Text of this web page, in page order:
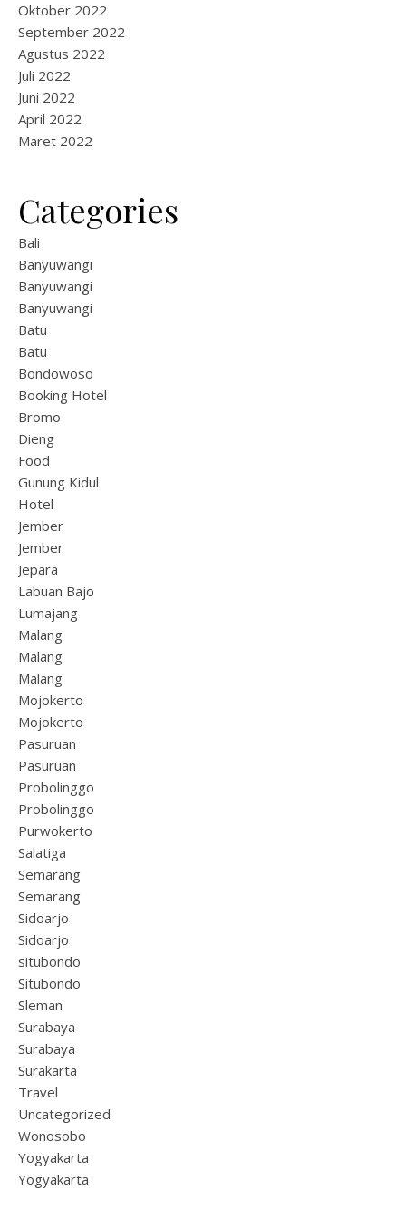
Oktober 2022
September 2022
Agustus 2022
Juli 2022
Juni 2022
April 2022
Maret 2022
Categories
Bali
Banyuwangi
Banyuwangi
Banyuwangi
Batu
Batu
Bondowoso
Booking Hotel
Bromo
Dieng
Food
Gunung Kidul
Hotel
Jember
Jember
Jepara
Labuan Bajo
Lumajang
Malang
Malang
Malang
Mojokerto
Mojokerto
Pasuruan
Pasuruan
Probolinggo
Probolinggo
Purwokerto
Salatiga
Semarang
Semarang
Sidoarjo
Sidoarjo
situbondo
Situbondo
Sleman
Surabaya
Surabaya
Surakarta
Travel
Uncategorized
Wonosobo
Yogyakarta
Yogyakarta